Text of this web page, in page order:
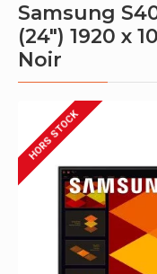
Samsung
(24") 1920 x
Noir
HORS STOCK